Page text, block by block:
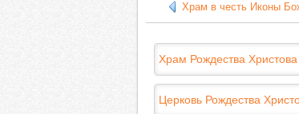
Храм в честь Иконы
Храм Рождества Христова
Церковь Рождества